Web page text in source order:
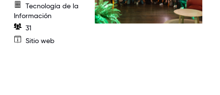
Tecnología de la
Información
31
Sitio web